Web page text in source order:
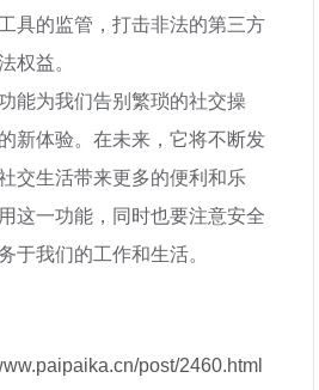
具的监管，打击非法的第三方
权益。
能为我们告别繁琐的社交操
新体验。在未来，它将不断发
交生活带来更多的便利和乐
这一功能，同时也要注意安全
于我们的工作和生活。
post/2460.html